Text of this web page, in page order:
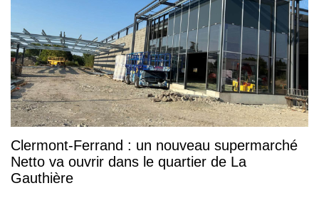
Clermont-Ferrand : un nouveau supermarché
Netto va ouvrir dans le quartier de La
Gauthière